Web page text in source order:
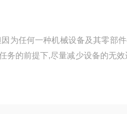
为任何一种机械设备及其零部
务的前提下,尽量减少设备的无